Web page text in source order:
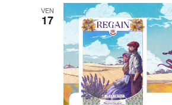
VEN
17